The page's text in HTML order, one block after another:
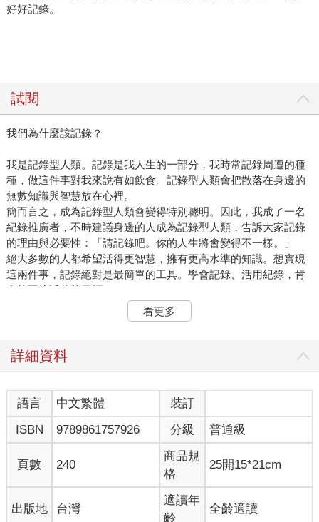
好好記錄。
試閱
我們為什麼該記錄？
我是記錄型人類。記錄是我人生的一部分，我時常記錄周遭的種
種，做這件事對我來說有如飲食。記錄型人類會把散落在身邊的
無數知識與智慧放在心裡。
簡而言之，成為記錄型人類會變得特別聰明。因此，我成了一名
紀錄推廣者，不時建議身邊的人成為記錄型人類，告訴大家記錄
的理由與必要性：「請記錄吧。你的人生將會變得不一樣。」
絕大多數的人都希望活得更智慧，擁有更高水準的知識。想實現
這兩件事，記錄絕對是最簡單的工具。學會記錄、活用紀錄，肯
定能更接近你的目標。
記錄之於各種成就都是不可或缺，無論是提高學習成效，還是規
畫未來、讓人生變得積極進取。記錄的優點多得說不完，我就先
1.記錄讓人持續成長
所以我們總是在不知不覺中渴望著成長。
人類成長的方法大致可分為兩種，其一是從外界獲得成長，其一
是從內在得到發展。同時利用這兩種方法，就能產生加乘效果，
達到真正的突破。
記錄的型態也差不多，同樣是透過兩種方法進化而來。第一種型
態是蒐集外來的無數知識與非知識資訊，然後挑出重點，留存重
要的資訊當作紀錄。第二種型態則是藉由記錄，展現內在深處的
潛力。換句話說，就是透過閱讀、看影片、對話等行為，累積內
看更多
詳細資料
語言 中文繁體
裝訂
ISBN
9789861757926 分級 普通級
頁數 240
商品規
格
25開15*21cm
出版地 台灣
適讀年
齡
全齡適讀